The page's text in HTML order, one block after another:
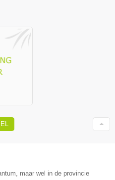
maar wel in de provincie